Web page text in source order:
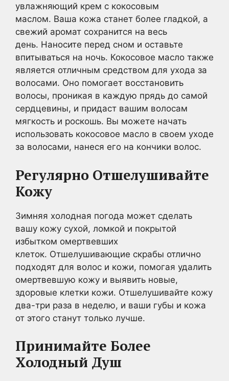
увлажняющий крем с кокосовым
маслом. Ваша кожа станет более гладкой, а
свежий аромат сохранится на весь
день. Наносите перед сном и оставьте
впитываться на ночь. Кокосовое масло также
является отличным средством для ухода за
волосами. Оно помогает восстановить
волосы, проникая в каждую прядь до самой
сердцевины, и придаст вашим волосам
мягкость и роскошь. Вы можете начать
использовать кокосовое масло в своем уходе
за волосами, нанеся его на кончики волос.
Регулярно Отшелушивайте
Кожу
Зимняя холодная погода может сделать
вашу кожу сухой, ломкой и покрытой
избытком омертвевших
клеток. Отшелушивающие скрабы отлично
подходят для волос и кожи, помогая удалить
омертвевшую кожу и выявить новые,
здоровые клетки кожи. Отшелушивайте кожу
два-три раза в неделю, и ваши губы и кожа
от этого станут только лучше.
Принимайте Более
Холодный Душ